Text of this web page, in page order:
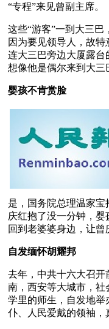
“专程”来见曾副主席。
这些“游客”一到大三巴
因为要见领导人，故特
连大三巴旁边大厦露
想像他是偶尔来到大三
婴孩不肯赏脸
是，国务院总理温家
庆红抱了没一分钟，
回到老婆婆身边，让曾
自发缅怀胡耀邦
去年，中共十六大召
南，西安等大城市，
学里的师生，自发地
仆、人民爱戴的领袖，